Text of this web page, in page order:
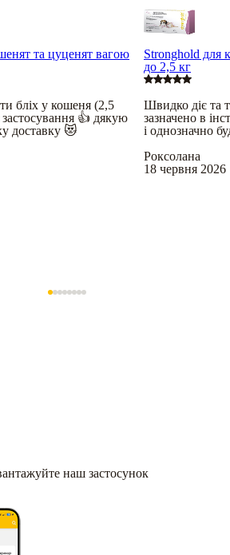
та цуценят вагою
бліх у кошеня (2,5
застосування 👍 дякую
доставку 😻
Stronghold для
до 2,5 кг
Швидко діє та
зазначено в
і однозначно
Роксолана
18 червня 2026
наш застосунок